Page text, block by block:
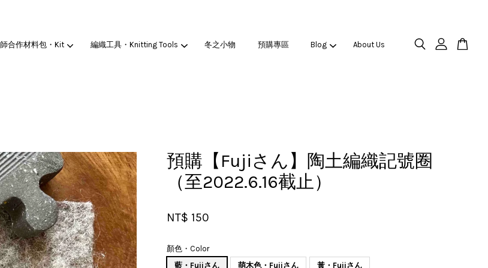
合作材料包・Kit 編織工具・Knitting Tools 冬之小物 預購專區 Blog About Us
預購【Fujiさん】陶土編織記號圈
（至2022.6.16截止）
NT$ 150
顏色・Color
藍・Fujiさん
萌木色・Fujiさん 黃・Fujiさん